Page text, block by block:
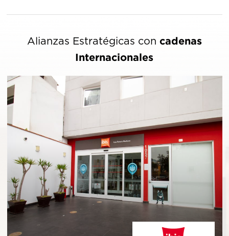
Alianzas Estratégicas con cadenas
Internacionales